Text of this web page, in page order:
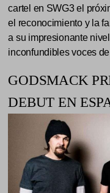
cartel en SWG3 el
el reconocimiento y la
a su impresionante
inconfundibles voces
GODSMACK
DEBUT EN